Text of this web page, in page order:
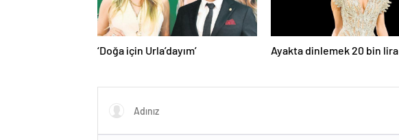
‘Doğa için Urla’dayım’ Ayakta dinlemek 20 bin lira